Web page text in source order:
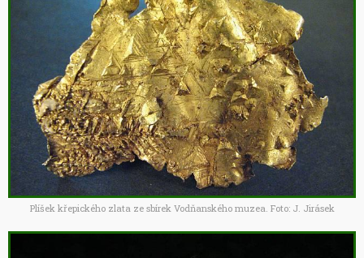
Plíšek křepického zlata ze sbírek Vodňanského muzea. Foto: J. Jirásek